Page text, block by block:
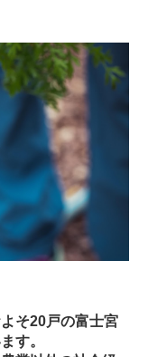
そ20戸の富士宮
す。